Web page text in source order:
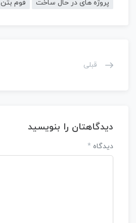
پروژه های در حال ساخت فوم بتن
قبلی
دیدگاهتان را بنویسید
دیدگاه *